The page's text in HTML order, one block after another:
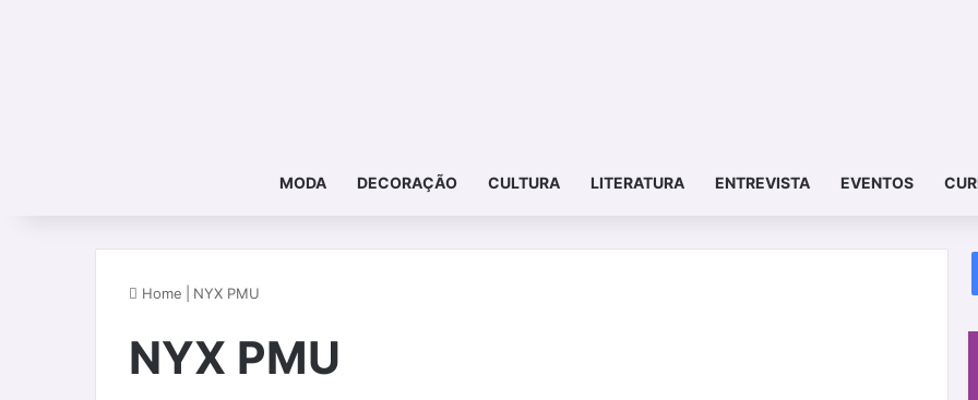
MODA DECORAÇÃO CULTURA LITERATURA ENTREVISTA EVENTOS
Home NYX PMU
NYX PMU